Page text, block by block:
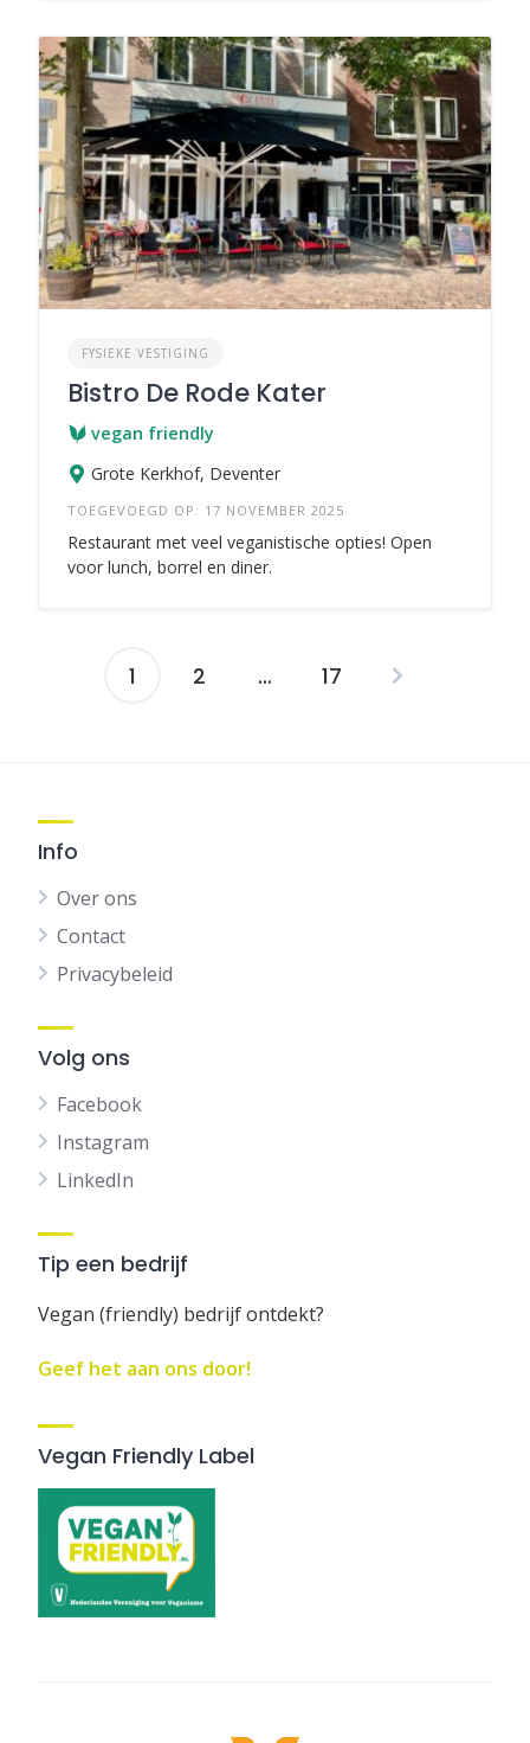
FYSIEKE VESTIGING
Bistro De Rode Kater
vegan friendly
Grote Kerkhof, Deventer
TOEGEVOEGD OP: 17 NOVEMBER 2025
Restaurant met veel veganistische opties! Open
voor lunch, borrel en diner.
Berichten
1 2 … 17
Info
Over ons
Contact
Privacybeleid
Volg ons
Facebook
Instagram
LinkedIn
Tip een bedrijf
Vegan (friendly) bedrijf ontdekt?
Geef het aan ons door!
Vegan Friendly Label